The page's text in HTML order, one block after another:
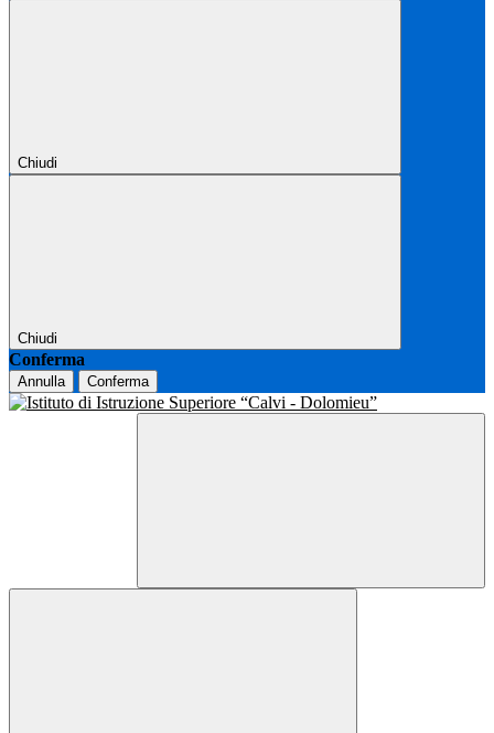
Chiudi
Chiudi
Conferma
Annulla Conferma